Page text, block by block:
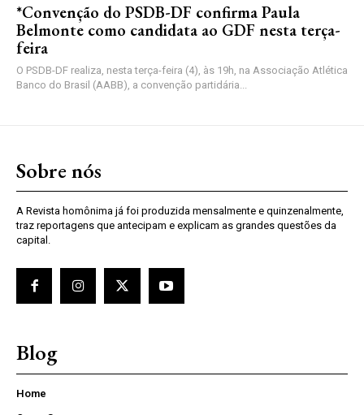
*Convenção do PSDB-DF confirma Paula
Belmonte como candidata ao GDF nesta terça-
feira
O PSDB-DF realiza, nesta terça-feira (4), às 19h, na Associação Atlética
Banco do Brasil (AABB), a convenção partidária...
Sobre nós
A Revista homônima já foi produzida mensalmente e quinzenalmente,
traz reportagens que antecipam e explicam as grandes questões da
capital.
Blog
Home